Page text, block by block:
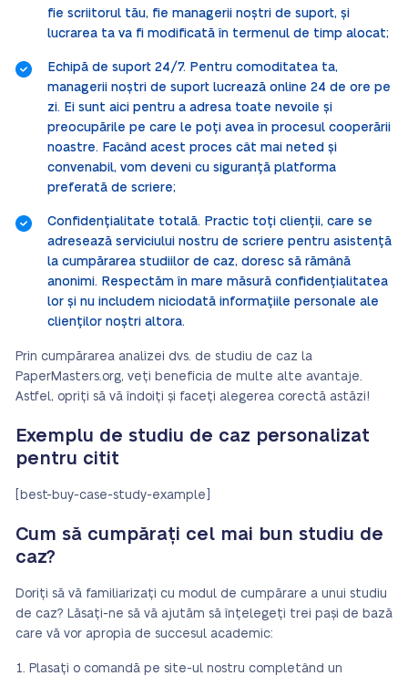
fie scriitorul tău, fie managerii noștri de suport, și
lucrarea ta va fi modificată în termenul de timp alocat;
Echipă de suport 24/7. Pentru comoditatea ta,
managerii noștri de suport lucrează online 24 de ore pe
zi. Ei sunt aici pentru a adresa toate nevoile și
preocupările pe care le poți avea în procesul cooperării
noastre. Facând acest proces cât mai neted și
convenabil, vom deveni cu siguranță platforma
preferată de scriere;
Confidențialitate totală. Practic toți clienții, care se
adresează serviciului nostru de scriere pentru asistență
la cumpărarea studiilor de caz, doresc să rămână
anonimi. Respectăm în mare măsură confidențialitatea
lor și nu includem niciodată informațiile personale ale
clienților noștri altora.
Prin cumpărarea analizei dvs. de studiu de caz la
PaperMasters.org, veți beneficia de multe alte avantaje.
Astfel, opriți să vă îndoiți și faceți alegerea corectă astăzi!
Exemplu de studiu de caz personalizat
pentru citit
[best-buy-case-study-example]
Cum să cumpărați cel mai bun studiu de
caz?
Doriți să vă familiarizați cu modul de cumpărare a unui studiu
de caz? Lăsați-ne să vă ajutăm să înțelegeți trei pași de bază
care vă vor apropia de succesul academic:
Plasați o comandă pe site-ul nostru completând un